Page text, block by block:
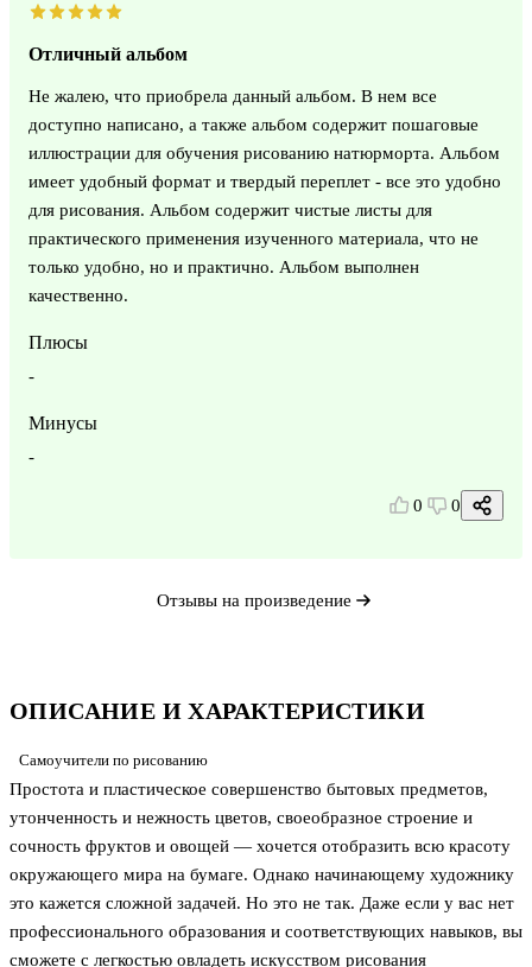
ОПИСАНИЕ И ХАРАКТЕРИСТИКИ
Самоучители по рисованию
Простота и пластическое совершенство бытовых предметов,
утонченность и нежность цветов, своеобразное строение и
сочность фруктов и овощей — хочется отобразить всю красоту
окружающего мира на бумаге. Однако начинающему художнику
это кажется сложной задачей. Но это не так. Даже если у вас нет
профессионального образования и соответствующих навыков, вы
сможете с легкостью овладеть искусством рисования
Отличный альбом
Не жалею, что приобрела данный альбом. В нем все
доступно написано, а также альбом содержит пошаговые
иллюстрации для обучения рисованию натюрморта. Альбом
имеет удобный формат и твердый переплет - все это удобно
для рисования. Альбом содержит чистые листы для
практического применения изученного материала, что не
только удобно, но и практично. Альбом выполнен
качественно.
Плюсы
-
Минусы
-
0 0
Отзывы на произведение